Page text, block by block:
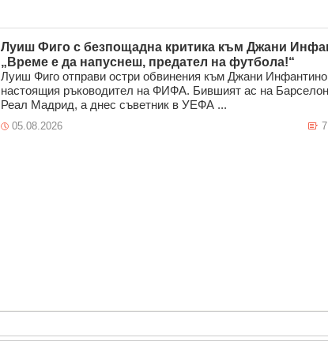
Луиш Фиго с безпощадна критика към Джани
„Време е да напуснеш, предател на футбола!“
Луиш Фиго отправи остри обвинения към Джани
настоящия ръководител на ФИФА. Бившият ас на
Реал Мадрид, а днес съветник в УЕФА ...
05.08.2026 7